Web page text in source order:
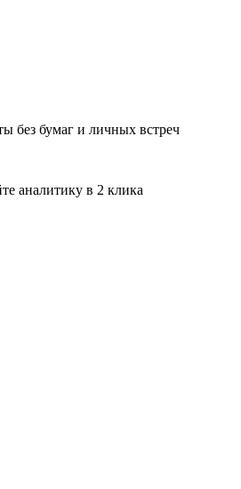
без бумаг и личных встреч
аналитику в 2 клика